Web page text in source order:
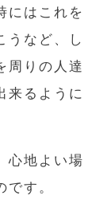
にはこれを
うなど、し
周りの人達
来るように
心地よい場
す。